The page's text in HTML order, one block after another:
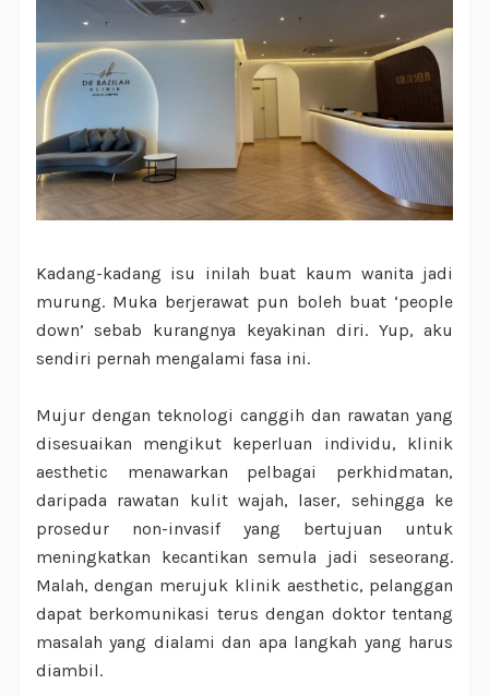
Kadang-kadang isu inilah buat kaum wanita jadi
murung. Muka berjerawat pun boleh buat ‘people
down’ sebab kurangnya keyakinan diri. Yup, aku
sendiri pernah mengalami fasa ini.
Mujur dengan teknologi canggih dan rawatan yang
disesuaikan mengikut keperluan individu, klinik
aesthetic menawarkan pelbagai perkhidmatan,
daripada rawatan kulit wajah, laser, sehingga ke
prosedur non-invasif yang bertujuan untuk
meningkatkan kecantikan semula jadi seseorang.
Malah, dengan merujuk klinik aesthetic, pelanggan
dapat berkomunikasi terus dengan doktor tentang
masalah yang dialami dan apa langkah yang harus
diambil.